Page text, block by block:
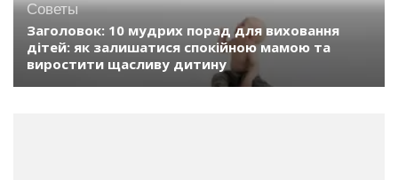
Советы
Заголовок: 10 мудрих порад для виховання
дітей: як залишатися спокійною мамою та
виростити щасливу дитину